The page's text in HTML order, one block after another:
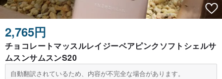
2,765円
チョコレートマッスルレイジーベアピンクソフトシェルサ
ムスンサムスンS20
自動翻訳されているため、内容が不完全な場合があります。